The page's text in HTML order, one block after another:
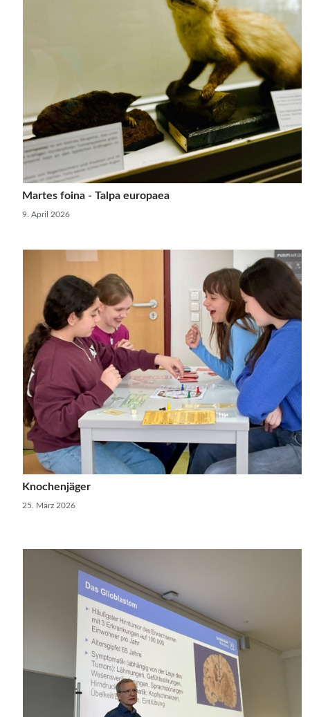
Martes foina - Talpa europaea
9. April 2026
Knochenjäger
25. März 2026